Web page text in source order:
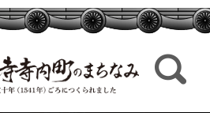
検索: